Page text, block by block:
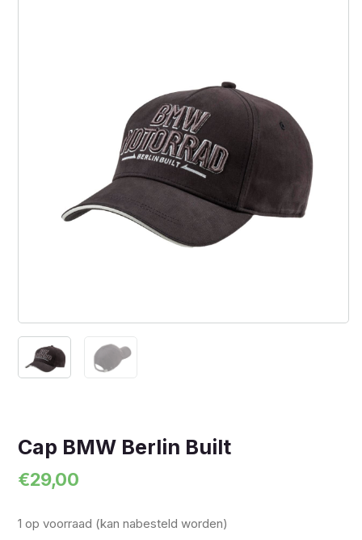
Cap BMW Berlin Built
€29,00
1 op voorraad (kan nabesteld worden)